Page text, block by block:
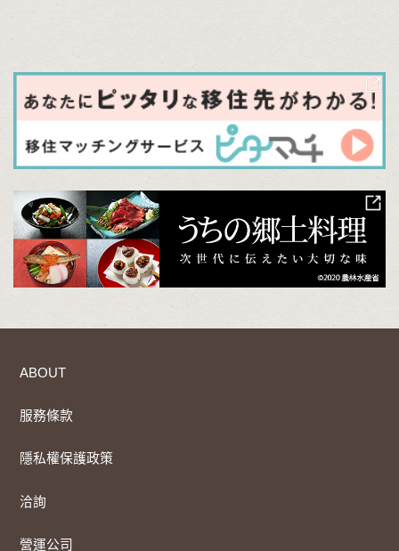
ABOUT
服務條款
隱私權保護政策
洽詢
營運公司